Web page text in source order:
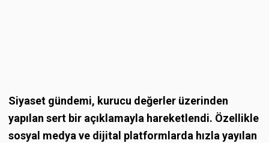
Siyaset gündemi, kurucu değerler üzerinden
yapılan sert bir açıklamayla hareketlendi. Özellikle
sosyal medya ve dijital platformlarda hızla yayılan